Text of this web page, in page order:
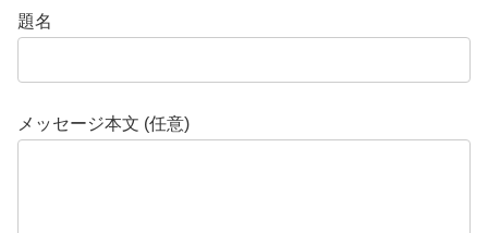
題名
メッセージ本文 (任意)